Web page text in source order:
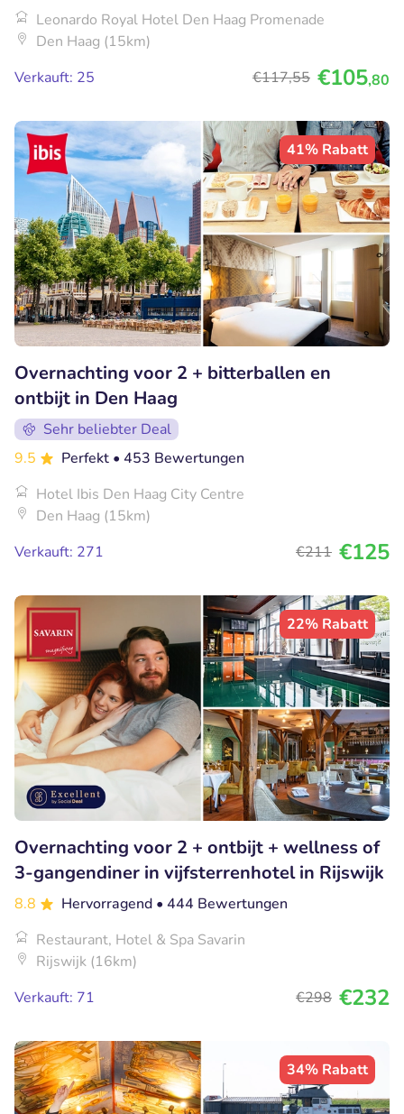
Leonardo Royal Hotel Den Haag Promenade
Den Haag (15km)
Verkauft: 25
€117,55 €105,80
41% Rabatt
Overnachting voor 2 + bitterballen en
ontbijt in Den Haag
Sehr beliebter Deal
9.5
Perfekt • 453 Bewertungen
Hotel Ibis Den Haag City Centre
Den Haag (15km)
Verkauft: 271
€211 €125
22% Rabatt
Overnachting voor 2 + ontbijt + wellness of
3-gangendiner in vijfsterrenhotel in Rijswijk
8.8 Hervorragend • 444 Bewertungen
Restaurant, Hotel & Spa Savarin
Rijswijk (16km)
Verkauft: 71
€298 €232
34% Rabatt